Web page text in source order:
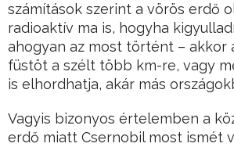
számítások szerint a vörös erdő
radioaktív ma is, hogyha
ahogyan az most történt – akkor
füstöt a szélt több km-re, vagy
is elhordhatja, akár más
Vagyis bizonyos értelemben a
erdő miatt Csernobil most ismét